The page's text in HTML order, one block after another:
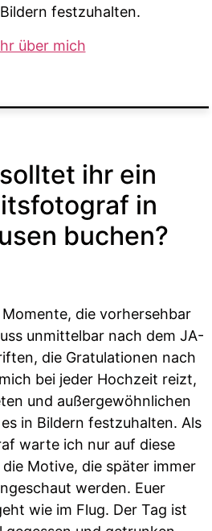
festzuhalten.
über mich
ihr ein
in
buchen?
die vorhersehbar
unmittelbar nach dem JA-
die Gratulationen nach
bei jeder Hochzeit reizt,
und außergewöhnlichen
in Bildern festzuhalten. Als
warte ich nur auf diese
Motive, die später immer
werden. Euer
wie im Flug. Der Tag ist